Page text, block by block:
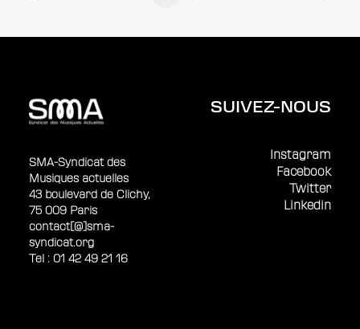
SMA-Syndicat des
Musiques actuelles
43 boulevard de Clichy,
75 009 Paris
contact[@]sma-
syndicat.org
Tel : 01 42 49 21 16
SUIVEZ-NOUS
Instagram
Facebook
Twitter
Linkedin